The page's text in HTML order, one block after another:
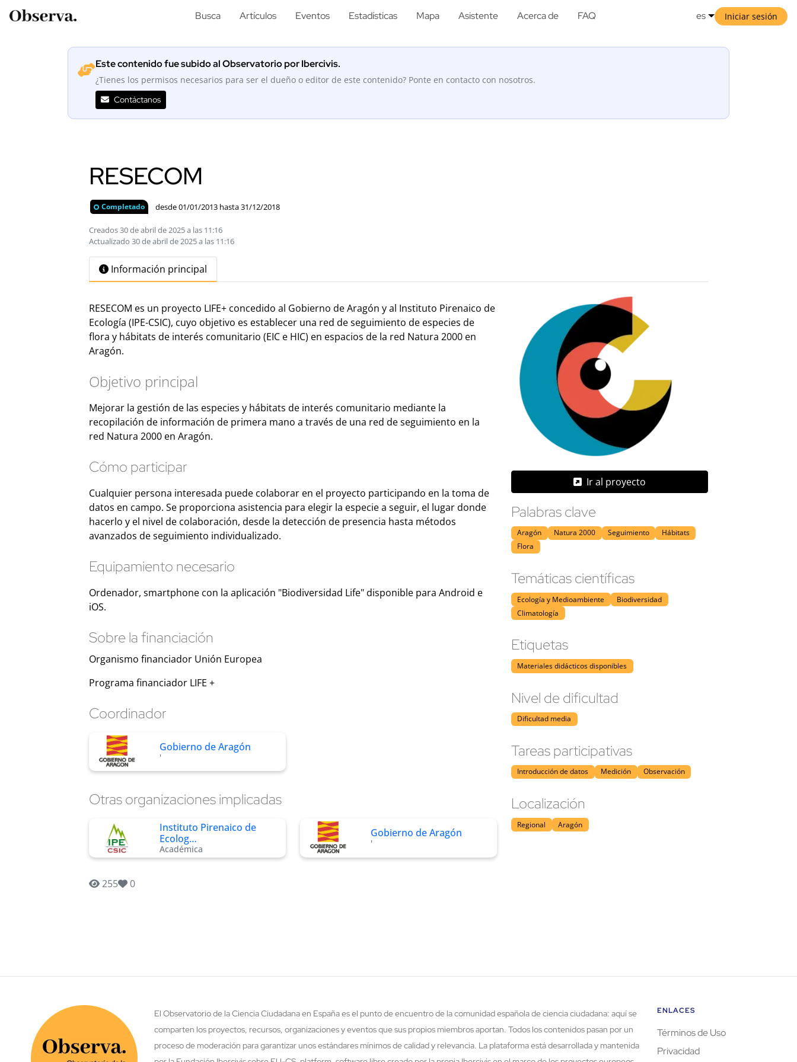
es Iniciar sesión
Busca Artículos Eventos Estadísticas Mapa Asistente Acerca de FAQ
Este contenido fue subido al Observatorio por Ibercivis.
¿Tienes los permisos necesarios para ser el dueño o editor de este contenido? Ponte en contacto con nosotros.
Contáctanos
RESECOM
Completado desde 01/01/2013 hasta 31/12/2018
Creados 30 de abril de 2025 a las 11:16
Actualizado 30 de abril de 2025 a las 11:16
Información principal
RESECOM es un proyecto LIFE+ concedido al Gobierno de Aragón y al Instituto Pirenaico de
Ecología (IPE-CSIC), cuyo objetivo es establecer una red de seguimiento de especies de
flora y hábitats de interés comunitario (EIC e HIC) en espacios de la red Natura 2000 en
Aragón.
Objetivo principal
Mejorar la gestión de las especies y hábitats de interés comunitario mediante la
recopilación de información de primera mano a través de una red de seguimiento en la
red Natura 2000 en Aragón.
Cómo participar
Cualquier persona interesada puede colaborar en el proyecto participando en la toma de
datos en campo. Se proporciona asistencia para elegir la especie a seguir, el lugar donde
hacerlo y el nivel de colaboración, desde la detección de presencia hasta métodos
avanzados de seguimiento individualizado.
Equipamiento necesario
Ordenador, smartphone con la aplicación "Biodiversidad Life" disponible para Android e
iOS.
Sobre la financiación
Organismo financiador Unión Europea
Programa financiador LIFE +
Coordinador
Gobierno de Aragón
'
Otras organizaciones implicadas
Instituto Pirenaico de
Ecolog…
Académica
Gobierno de Aragón
'
Ir al proyecto
Palabras clave
Aragón Natura 2000 Seguimiento
Hábitats
Flora
Temáticas científicas
Ecología y Medioambiente
Biodiversidad
Climatología
Etiquetas
Materiales didácticos disponibles
Nivel de dificultad
Dificultad media
Tareas participativas
Introducción de datos Medición Observación
Localización
Regional Aragón
255 0
El Observatorio de la Ciencia Ciudadana en España es el punto de encuentro de la comunidad española de ciencia ciudadana: aquí se
comparten los proyectos, recursos, organizaciones y eventos que sus propios miembros aportan. Todos los contenidos pasan por un
proceso de moderación para garantizar unos estándares mínimos de calidad y relevancia. La plataforma está desarrollada y mantenida
ENLACES
Términos de Uso
Privacidad